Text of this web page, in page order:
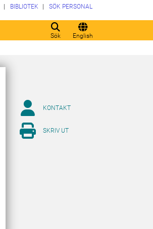
Sök English
BIBLIOTEK SÖK PERSONAL
KONTAKT
SKRIV UT